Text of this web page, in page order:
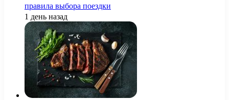
правила выбора поездки
1 день назад